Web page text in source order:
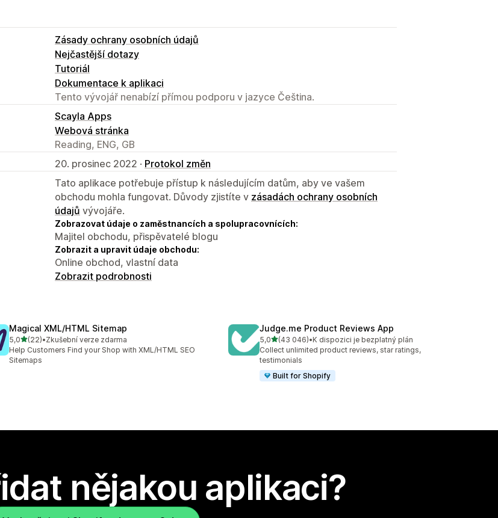
Zásady ochrany osobních údajů
Nejčastější dotazy
Tutoriál
Dokumentace k aplikaci
Tento vývojář nenabízí přímou podporu v jazyce Čeština.
Scayla Apps
Webová stránka
Reading, ENG, GB
20. prosinec 2022 · Protokol změn
Tato aplikace potřebuje přístup k následujícím datům, aby ve vašem
obchodu mohla fungovat. Důvody zjistíte v zásadách ochrany osobních
údajů vývojáře.
Zobrazovat údaje o zaměstnancích a spolupracovnících:
Majitel obchodu, přispěvatelé blogu
Zobrazit a upravit údaje obchodu:
Online obchod, vlastní data
Zobrazit podrobnosti
Magical XML/HTML Sitemap
5,0z 5 hvězd
(22)
Celkový počet recenzí: 22
•Zkušební verze zdarma
Help Customers Find your Shop with XML/HTML SEO
Sitemaps
Judge.me Product Reviews App
5,0z 5 hvězd
(43 046)
Celkový počet recenzí: 43046
•K dispozici je bezplatný plán
Collect unlimited product reviews, star ratings,
testimonials
Built for Shopify
nějakou aplikaci?